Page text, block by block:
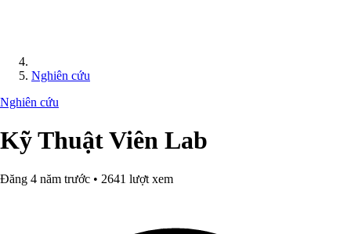
Nghiên cứu
Nghiên cứu
Kỹ Thuật Viên Lab
Đăng 4 năm trước • 2641 lượt xem